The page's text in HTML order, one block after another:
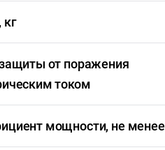
кг
от поражения
током
мощности, не менее